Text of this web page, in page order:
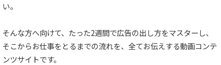
い。
そんな方へ向けて、たった2週間で広告の出し方をマスターし、
そこからお仕事をとるまでの流れを、全てお伝えする動画コンテ
ンツサイトです。